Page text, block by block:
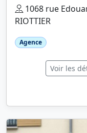
1068 rue
RIOTTIER
Agence
Voir les